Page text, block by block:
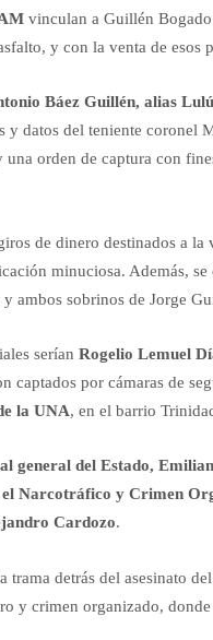
vinculan a Guillén
y con la venta de esos
Báez Guillén, alias Lulú
y datos del teniente coronel
orden de captura con
de dinero destinados a
minuciosa. Además,
y ambos sobrinos de Jorge
serían Rogelio Lemuel
captados por cámaras de
la UNA, en el barrio
general del Estado,
Narcotráfico y Crimen
Cardozo.
trama detrás del asesinato
y crimen organizado,